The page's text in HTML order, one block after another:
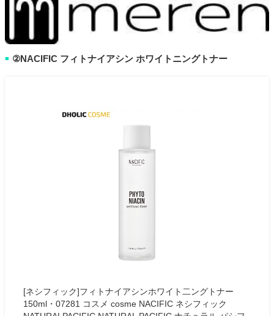
■ ②NACIFIC フィトナイアシン ホワイトニングトナー
[ネシフィック]フィトナイアシンホワイト二ングトナー
150ml・07281 コスメ cosme NACIFIC ネシフィック